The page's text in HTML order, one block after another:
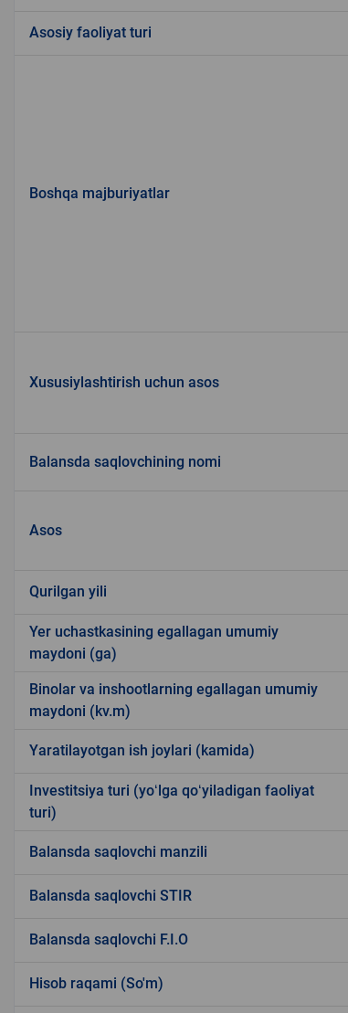
Аsosiy faoliyat turi
Boshqa majburiyatlar
Xususiylashtirish uchun asos
Balansda saqlovchining nomi
Asos
Qurilgan yili
Yer uchastkasining egallagan umumiy
maydoni (ga)
Binolar va inshootlarning egallagan umumiy
maydoni (kv.m)
Yaratilayotgan ish joylari (kamida)
Investitsiya turi (yoʻlga qoʻyiladigan faoliyat
turi)
Balansda saqlovchi manzili
Balansda saqlovchi STIR
Balansda saqlovchi F.I.O
Hisob raqami (So'm)